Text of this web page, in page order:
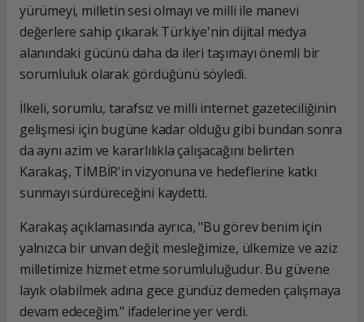
yürümeyi, milletin sesi olmayı ve milli ile manevi
değerlere sahip çıkarak Türkiye'nin dijital medya
alanındaki gücünü daha da ileri taşımayı önemli bir
sorumluluk olarak gördüğünü söyledi.
İlkeli, sorumlu, tarafsız ve milli internet gazeteciliğinin
gelişmesi için bugüne kadar olduğu gibi bundan sonra
da aynı azim ve kararlılıkla çalışacağını belirten
Karakaş, TİMBİR'in vizyonuna ve hedeflerine katkı
sunmayı sürdüreceğini kaydetti.
Karakaş açıklamasında ayrıca, "Bu görev benim için
yalnızca bir unvan değil; mesleğimize, ülkemize ve aziz
milletimize hizmet etme sorumluluğudur. Bu güvene
layık olabilmek adına gece gündüz demeden çalışmaya
devam edeceğim." ifadelerine yer verdi.